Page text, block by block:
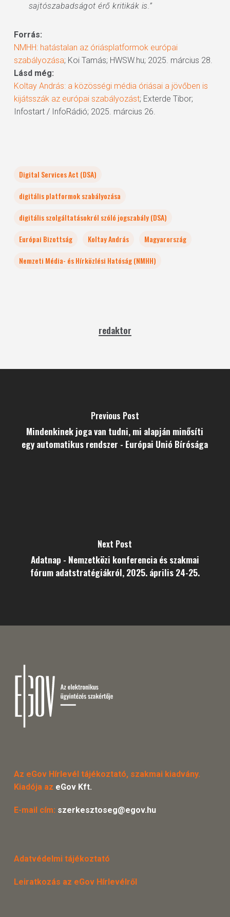
sajtószabadságot érő kritikák is.”
Forrás:
NMHH: hatástalan az óriásplatformok európai
szabályozása; Koi Tamás; HWSW.hu; 2025. március 28.
Lásd még:
Koltay András: a közösségi média óriásai a jövőben is
kijátsszák az európai szabályozást; Exterde Tibor;
Infostart / InfoRádió; 2025. március 26.
Digital Services Act (DSA)
digitális platformok szabályozása
digitális szolgáltatásokról szóló jogszabály (DSA)
Európai Bizottság
Koltay András
Magyarország
Nemzeti Média- és Hírközlési Hatóság (NMHH)
redaktor
Previous Post
Mindenkinek joga van tudni, mi alapján minősíti
egy automatikus rendszer - Európai Unió Bírósága
Next Post
Adatnap - Nemzetközi konferencia és szakmai
fórum adatstratégiákról, 2025. április 24-25.
Az eGov Hírlevél tájékoztató, szakmai kiadvány.
Kiadója az eGov Kft.
E-mail cím: szerkesztoseg@egov.hu
Adatvédelmi tájékoztató
Leiratkozás az eGov Hírlevélről